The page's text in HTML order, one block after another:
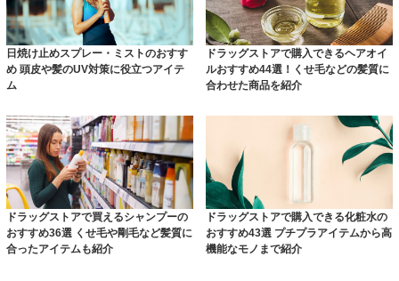
日焼け止めスプレー・ミストのおすす
め 頭皮や髪のUV対策に役立つアイテ
ム
ドラッグストアで購入できるヘアオイ
ルおすすめ44選！くせ毛などの髪質に
合わせた商品を紹介
ドラッグストアで買えるシャンプーの
おすすめ36選 くせ毛や剛毛など髪質に
合ったアイテムも紹介
ドラッグストアで購入できる化粧水の
おすすめ43選 プチプラアイテムから高
機能なモノまで紹介